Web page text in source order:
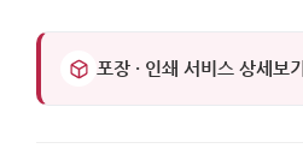
포장 · 인쇄 서비스 상세보기